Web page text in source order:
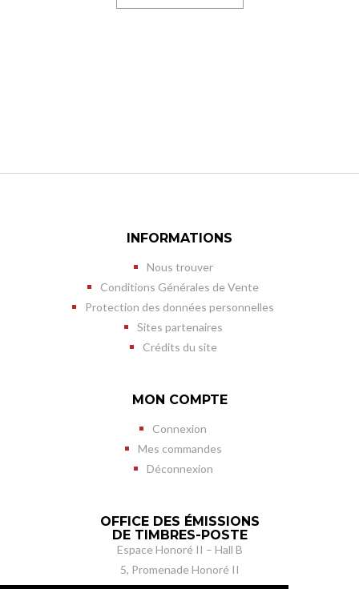
INFORMATIONS
Nous trouver
Conditions Générales de Vente
Protection des données personnelles
Sites partenaires
Crédits du site
MON COMPTE
Connexion
Mes commandes
Déconnexion
OFFICE DES ÉMISSIONS
DE TIMBRES-POSTE
Espace Honoré II – Hall B
5, Promenade Honoré II